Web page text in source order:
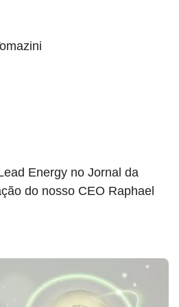
Energy no Jornal da
do nosso CEO Raphael